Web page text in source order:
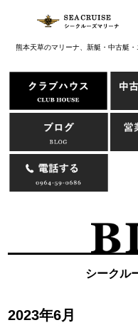
熊本天草のマリーナ、新艇・中古艇
シークル
2023年6月